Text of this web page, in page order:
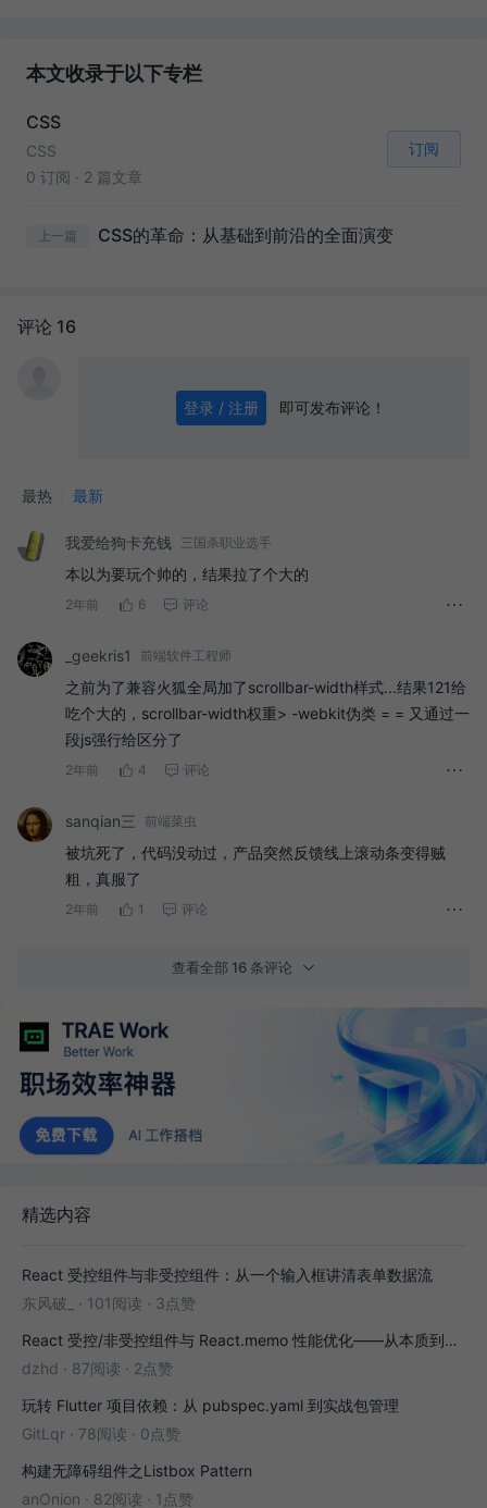
本文收录于以下专栏
CSS
CSS
0 订阅 · 2 篇文章
订阅
上一篇 CSS的革命：从基础到前沿的全面演变
评论 16
登录 / 注册 即可发布评论！
最热 最新
我爱给狗卡充钱 三国杀职业选手
本以为要玩个帅的，结果拉了个大的
2年前 6 评论
_geekris1 前端软件工程师
之前为了兼容火狐全局加了scrollbar-width样式...结果121给
吃个大的，scrollbar-width权重> -webkit伪类 = = 又通过一
段js强行给区分了
2年前 4 评论
sanqian三 前端菜虫
被坑死了，代码没动过，产品突然反馈线上滚动条变得贼
粗，真服了
2年前 1 评论
查看全部 16 条评论
精选内容
React 受控组件与非受控组件：从一个输入框讲清表单数据流
东风破_
· 101阅读 · 3点赞
React 受控/非受控组件与 React.memo 性能优化——从本质到实战
dzhd · 87阅读 · 2点赞
玩转 Flutter 项目依赖：从 pubspec.yaml 到实战包管理
GitLqr · 78阅读 · 0点赞
构建无障碍组件之Listbox Pattern
anOnion · 82阅读 · 1点赞